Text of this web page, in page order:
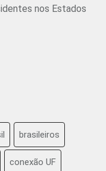
nos Estados
brasileiros
conexão UF